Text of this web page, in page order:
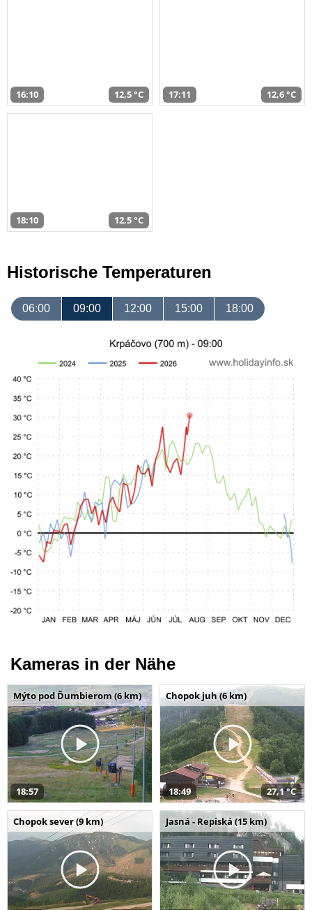
16:10 12,5 °C 17:11 12,6 °C
18:10 12,5 °C
Historische Temperaturen
06:00 09:00 12:00 15:00 18:00
Kameras in der Nähe
Mýto pod Ďumbierom (6 km)
18:57
Chopok juh (6 km)
18:49 27,1 °C
Chopok sever (9 km) Jasná - Repiská (15 km)